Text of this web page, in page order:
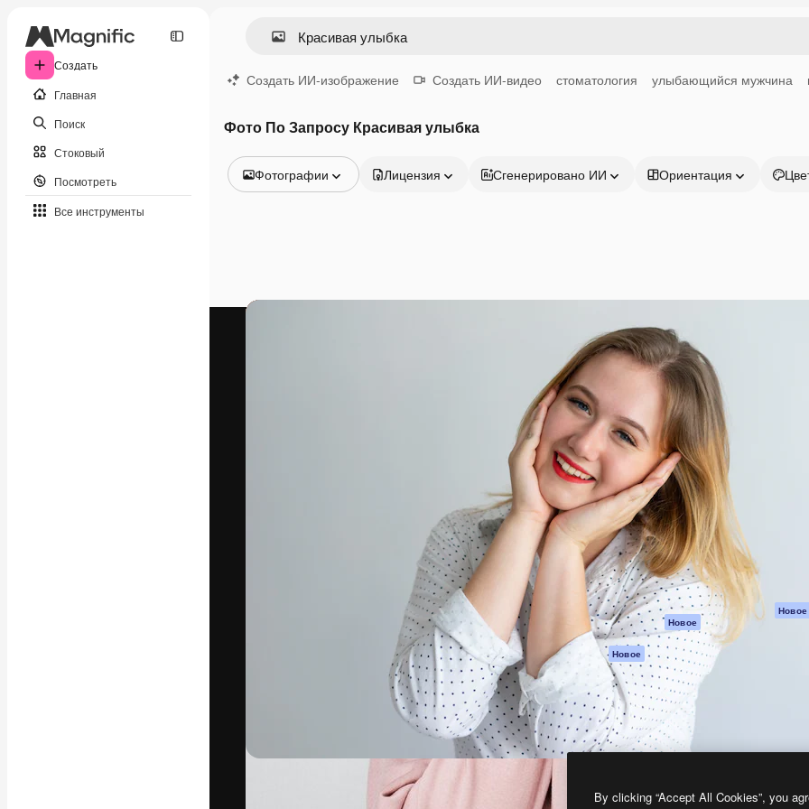
Создать
Главная
Поиск
Стоковый
Посмотреть
Все инструменты
Создать ИИ-изображение Создать ИИ-видео стоматология улыбающийся мужчина
Фото По Запросу Красивая улыбка
Фотографии
Видео
Лицензия Сгенерировано ИИ Ориентация
Креативная платформа для создания
ваших лучших работ. Более 1 миллиона
Продукция
Spaces
ИИ-помощник
Генератор
изображений ИИ
Генератор видео
ИИ
Генератор голоса
на основе ИИ
Стоковый контент
MCP для
Claude/ChatGPT
Новое
Агенты Новое
API
Мобильное
приложение
Все инструменты
Magnific
Начать
Academy
Документация по
Пакету ИИ
Служба
поддержки
Условия и
положения
Политика
Оригиналы
Новое
Политика файлов
cookie
Центр доверия
By clicking “Accept All Cookies”, you